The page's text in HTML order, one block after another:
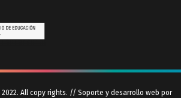
All copy rights. // Soporte y desarrollo web por